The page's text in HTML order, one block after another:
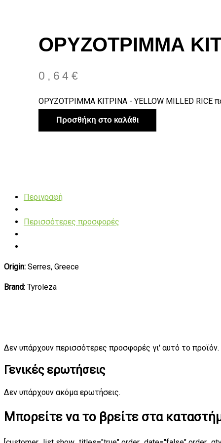
ΟΡΥΖΟΤΡΙΜΜΑ
0,64 €
ΟΡΥΖΟΤΡΙΜΜΑ ΚΙΤΡΙΝΑ - YELLOW MILLED RICE
Προσθήκη στο καλάθι
Περιγραφή
Περισσότερες προσφορές
Origin: Serres, Greece
Brand: Tyroleza
Δεν υπάρχουν περισσότερες προσφορές γι' αυτό το προϊόν.
Γενικές ερωτήσεις
Δεν υπάρχουν ακόμα ερωτήσεις.
Μπορείτε να το βρείτε στα